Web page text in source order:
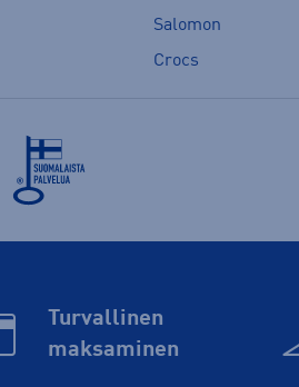
Salomon
Crocs
Turvallinen
maksaminen